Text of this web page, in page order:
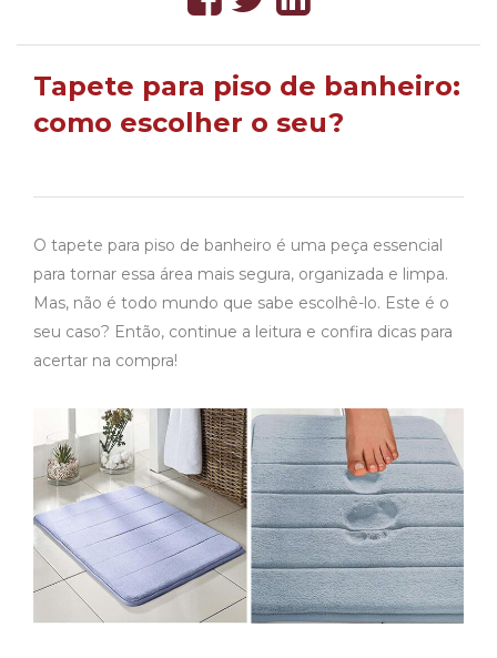
Tapete para piso de banheiro:
como escolher o seu?
O tapete para piso de banheiro é uma peça essencial
para tornar essa área mais segura, organizada e limpa.
Mas, não é todo mundo que sabe escolhê-lo. Este é o
seu caso? Então, continue a leitura e confira dicas para
acertar na compra!